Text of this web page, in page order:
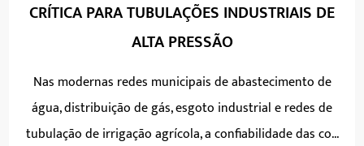
CRÍTICA PARA TUBULAÇÕES INDUSTRIAIS DE
ALTA PRESSÃO
Nas modernas redes municipais de abastecimento de
água, distribuição de gás, esgoto industrial e redes de
tubulação de irrigação agrícola, a confiabilidade das co...